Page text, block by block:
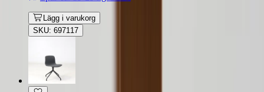
Lägg i varukorg
SKU: 697117